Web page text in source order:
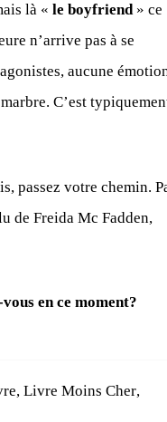
là « le boyfriend» ce
n’arrive pas à se
aucune
C’est
passez votre chemin.
de Freida Mc Fadden,
en ce moment?
, Livre Moins Cher,